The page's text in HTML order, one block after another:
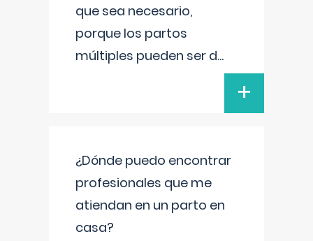
que sea necesario,
porque los partos
múltiples pueden ser d...
+
¿Dónde puedo encontrar
profesionales que me
atiendan en un parto en
casa?